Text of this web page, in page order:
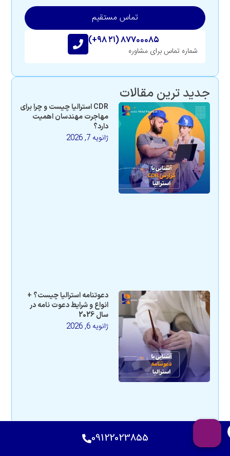
تماس مستقیم
(+۹۸ ۲۱) ۸۷۷۰۰۰۸۵
شماره تماس برای مشاوره
جدید ترین مقالات
CDR استرالیا چیست و چرا برای
مهاجرت مهندسان اهمیت
دارد؟
ژانویه 7, 2026
دعوتنامه استرالیا چیست؟ +
انواع و شرایط دعوت نامه در
سال 2026
ژانویه 6, 2026
09122023855